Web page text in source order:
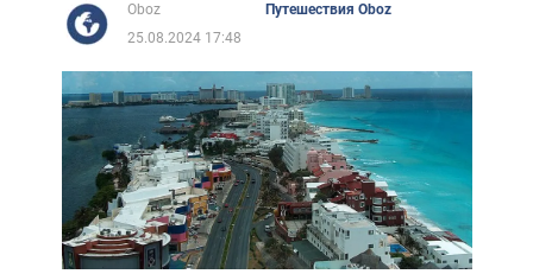
Африка
Лайфхаки
Oboz
Путешествия Oboz
25.08.2024 17:48